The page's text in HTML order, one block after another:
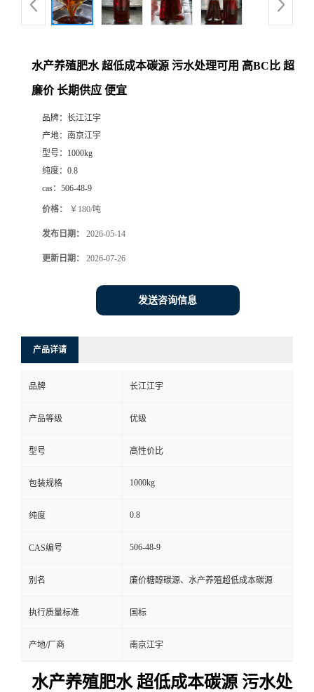
水产养殖肥水 超低成本碳源 污水处理可用 高BC比 超
廉价 长期供应 便宜
品牌： 长江江宇
产地： 南京江宇
型号： 1000kg
纯度： 0.8
cas： 506-48-9
价格： ￥180/吨
发布日期： 2026-05-14
更新日期： 2026-07-26
发送咨询信息
产品详请
品牌 长江江宇
产品等级 优级
型号 高性价比
包装规格 1000kg
纯度 0.8
CAS编号 506-48-9
别名 廉价糖醇碳源、水产养殖超低成本碳源
执行质量标准 国标
产地/厂商 南京江宇
水产养殖肥水 超低成本碳源 污水处